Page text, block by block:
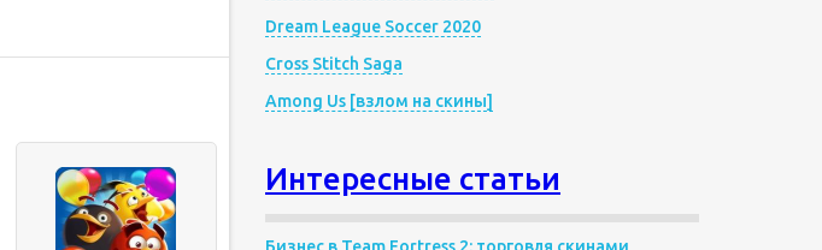
Dream League Soccer 2020
Cross Stitch Saga
Among Us [взлом на скины]
Интересные статьи